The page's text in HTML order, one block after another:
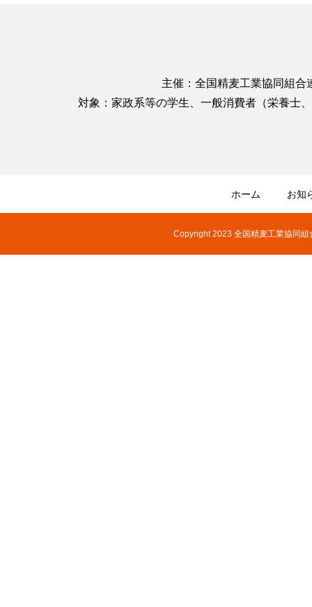
主催：全国精麦工業協同組合
対象：家政系等の学生、一般消費者（栄養士
ホーム お知
Copyright 2023 全国精麦工業協同組